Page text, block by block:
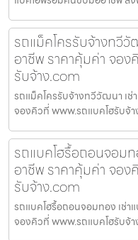
รถแม็คโครรับจ้างทวี
อาชีพ ราคาคุ้มค่า จอ
รับจ้าง.com
รถแม็คโครรับจ้างทวีวัฒนา เ
จองคิวที่ www.รถแบคโฮรับจ้
รถแบคโฮรื้อถอนจอม
อาชีพ ราคาคุ้มค่า จอ
รับจ้าง.com
รถแบคโฮรื้อถอนจอมทอง เช่
จองคิวที่ www.รถแบคโฮรับจ้